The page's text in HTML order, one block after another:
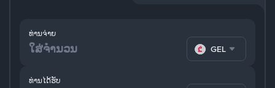
ທ່ານຈ່າຍ
GEL
ທ່ານໄດ້ຮັບ